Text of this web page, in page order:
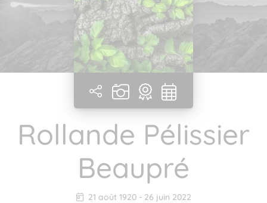
Rollande Pélissier
Beaupré
21 août 1920- 26 juin 2022